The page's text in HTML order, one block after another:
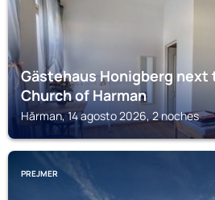
Gästehaus Honigberg
Church of Harman
Hărman, 14 agosto 2026, 2 noches
PREJMER